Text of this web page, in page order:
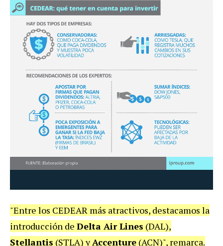
"Entre los CEDEAR más atractivos, destacamos la
introducción de Delta Air Lines (DAL),
Stellantis (STLA) yAccenture (ACN)", remarca.